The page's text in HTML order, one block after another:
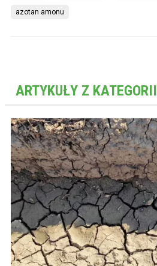
azotan amonu
ARTYKUŁY Z KATEGORII